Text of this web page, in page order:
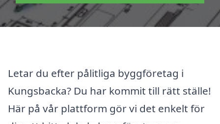
Letar du efter pålitliga byggföretag i
Kungsbacka? Du har kommit till rätt ställe!
Här på vår plattform gör vi det enkelt för